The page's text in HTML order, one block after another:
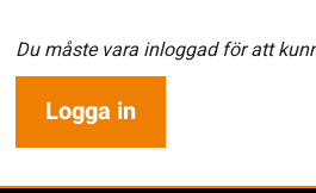
Du måste vara inloggad för att
Logga in